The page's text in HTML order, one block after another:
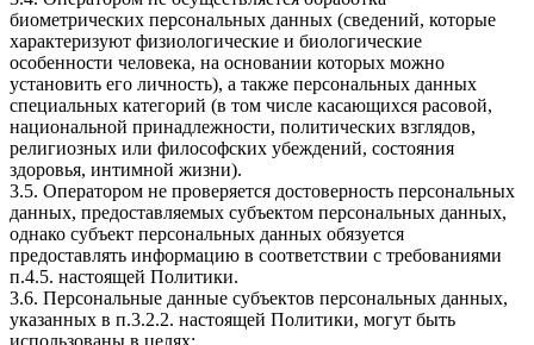
биометрических персональных данных (сведений, которые
характеризуют физиологические и биологические
особенности человека, на основании которых можно
установить его личность), а также персональных данных
специальных категорий (в том числе касающихся расовой,
национальной принадлежности, политических взглядов,
религиозных или философских убеждений, состояния
здоровья, интимной жизни).
3.5. Оператором не проверяется достоверность персональных
данных, предоставляемых субъектом персональных данных,
однако субъект персональных данных обязуется
предоставлять информацию в соответствии с требованиями
п.4.5. настоящей Политики.
3.6. Персональные данные субъектов персональных данных,
указанных в п.3.2.2. настоящей Политики, могут быть
использованы в целях: